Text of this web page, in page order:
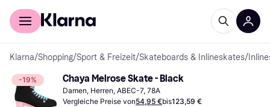
Für Shopper
Klarna/Shopping/Sport & Freizeit/Skateboards & Inlineskates/
-19% Chaya Melrose Skate - Black
Damen, Herren, ABEC-7, 78A
Vergleiche Preise von54,95 €bis123,59 €